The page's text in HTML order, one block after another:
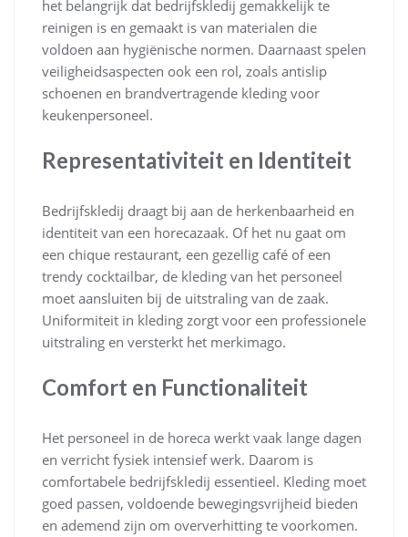
het belangrijk dat bedrijfskledij gemakkelijk te
reinigen is en gemaakt is van materialen die
voldoen aan hygiënische normen. Daarnaast spelen
veiligheidsaspecten ook een rol, zoals antislip
schoenen en brandvertragende kleding voor
keukenpersoneel.
Representativiteit en Identiteit
Bedrijfskledij draagt bij aan de herkenbaarheid en
identiteit van een horecazaak. Of het nu gaat om
een chique restaurant, een gezellig café of een
trendy cocktailbar, de kleding van het personeel
moet aansluiten bij de uitstraling van de zaak.
Uniformiteit in kleding zorgt voor een professionele
uitstraling en versterkt het merkimago.
Comfort en Functionaliteit
Het personeel in de horeca werkt vaak lange dagen
en verricht fysiek intensief werk. Daarom is
comfortabele bedrijfskledij essentieel. Kleding moet
goed passen, voldoende bewegingsvrijheid bieden
en ademend zijn om oververhitting te voorkomen.